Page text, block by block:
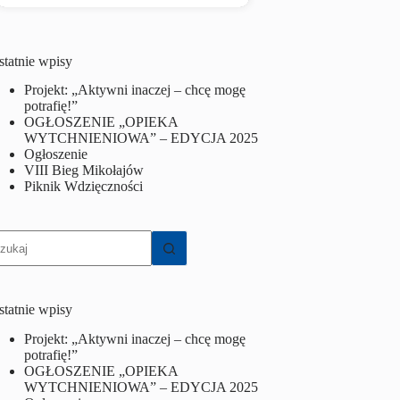
wpisy
Projekt: „Aktywni inaczej – chcę mogę
potrafię!”
OGŁOSZENIE „OPIEKA
WYTCHNIENIOWA” – EDYCJA 2025
Ogłoszenie
VIII Bieg Mikołajów
Piknik Wdzięczności
wpisy
Projekt: „Aktywni inaczej – chcę mogę
potrafię!”
OGŁOSZENIE „OPIEKA
WYTCHNIENIOWA” – EDYCJA 2025